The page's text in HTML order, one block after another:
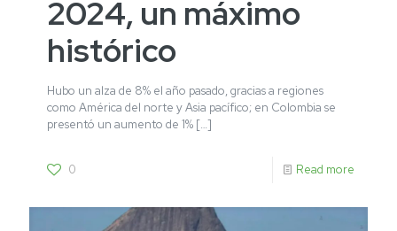
2024, un máximo
histórico
Hubo un alza de 8% el año pasado, gracias a regiones
como América del norte y Asia pacífico; en Colombia se
presentó un aumento de 1% […]
0 Read more